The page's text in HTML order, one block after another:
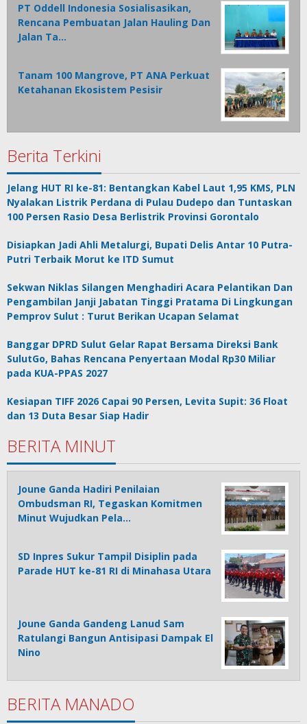
PT Oddell Indonesia Sosialisasikan,
Rencana Pembuatan Jalan Hauling Dan
Jalan Ta…
Tanam 100 Mangrove, PT ANA Perkuat
Ketahanan Ekosistem Pesisir
Berita Terkini
Jelang HUT RI ke-81: Bentangkan Kabel Laut 1,95 KMS, PLN
Nyalakan Listrik Perdana di Pulau Dudepo dan Tuntaskan
100 Persen Rasio Desa Berlistrik Provinsi Gorontalo
Disiapkan Jadi Ahli Metalurgi, Bupati Delis Antar 10 Putra-
Putri Terbaik Morut ke ITD Sumut
Sekwan Niklas Silangen Menghadiri Acara Pelantikan Dan
Pengambilan Janji Jabatan Tinggi Pratama Di Lingkungan
Pemprov Sulut : Turut Berikan Ucapan Selamat
Banggar DPRD Sulut Gelar Rapat Bersama Direksi Bank
SulutGo, Bahas Rencana Penyertaan Modal Rp30 Miliar
pada KUA-PPAS 2027
Kesiapan TIFF 2026 Capai 90 Persen, Levita Supit: 36 Float
dan 13 Duta Besar Siap Hadir
BERITA MINUT
Joune Ganda Hadiri Penilaian
Ombudsman RI, Tegaskan Komitmen
Minut Wujudkan Pela…
SD Inpres Sukur Tampil Disiplin pada
Parade HUT ke-81 RI di Minahasa Utara
Joune Ganda Gandeng Lanud Sam
Ratulangi Bangun Antisipasi Dampak El
Nino
BERITA MANADO